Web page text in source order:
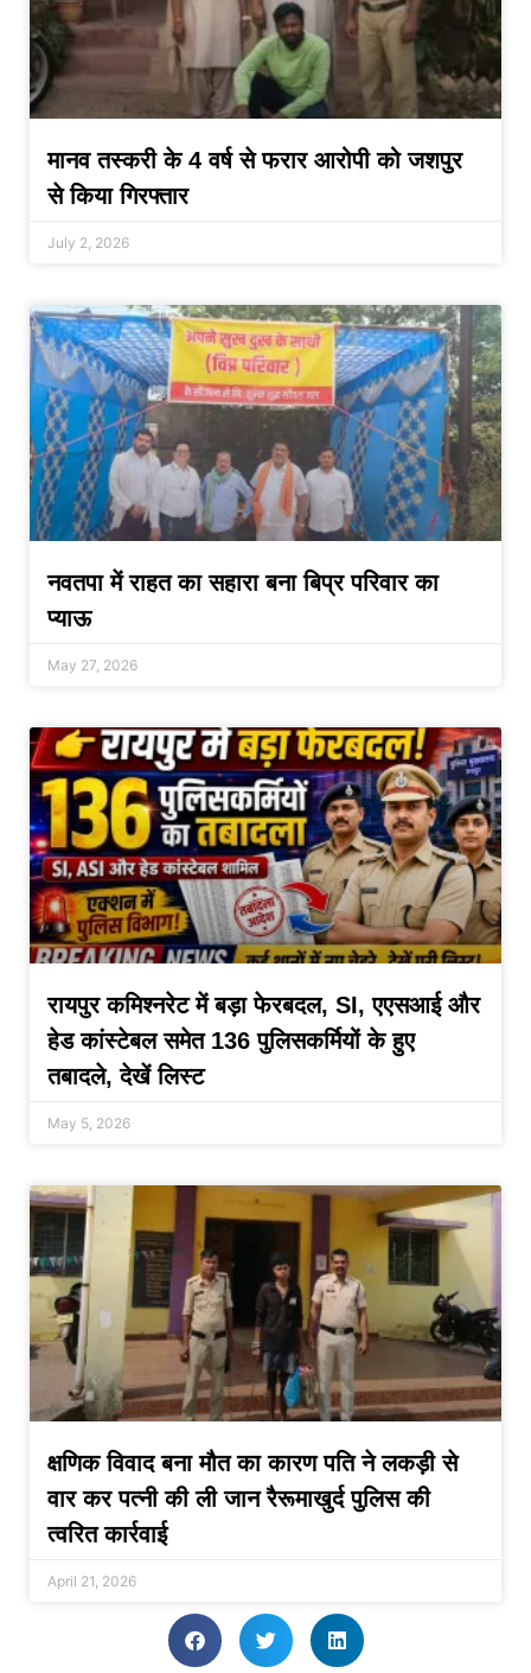
मानव तस्करी के 4 वर्ष से फरार आरोपी को जशपुर
से किया गिरफ्तार
July 2, 2026
नवतपा में राहत का सहारा बना बिप्र परिवार का
प्याऊ
May 27, 2026
रायपुर कमिश्नरेट में बड़ा फेरबदल, SI, एएसआई और
हेड कांस्टेबल समेत 136 पुलिसकर्मियों के हुए
तबादले, देखें लिस्ट
May 5, 2026
क्षणिक विवाद बना मौत का कारण पति ने लकड़ी से
वार कर पत्नी की ली जान रैरूमाखुर्द पुलिस की
त्वरित कार्रवाई
April 21, 2026